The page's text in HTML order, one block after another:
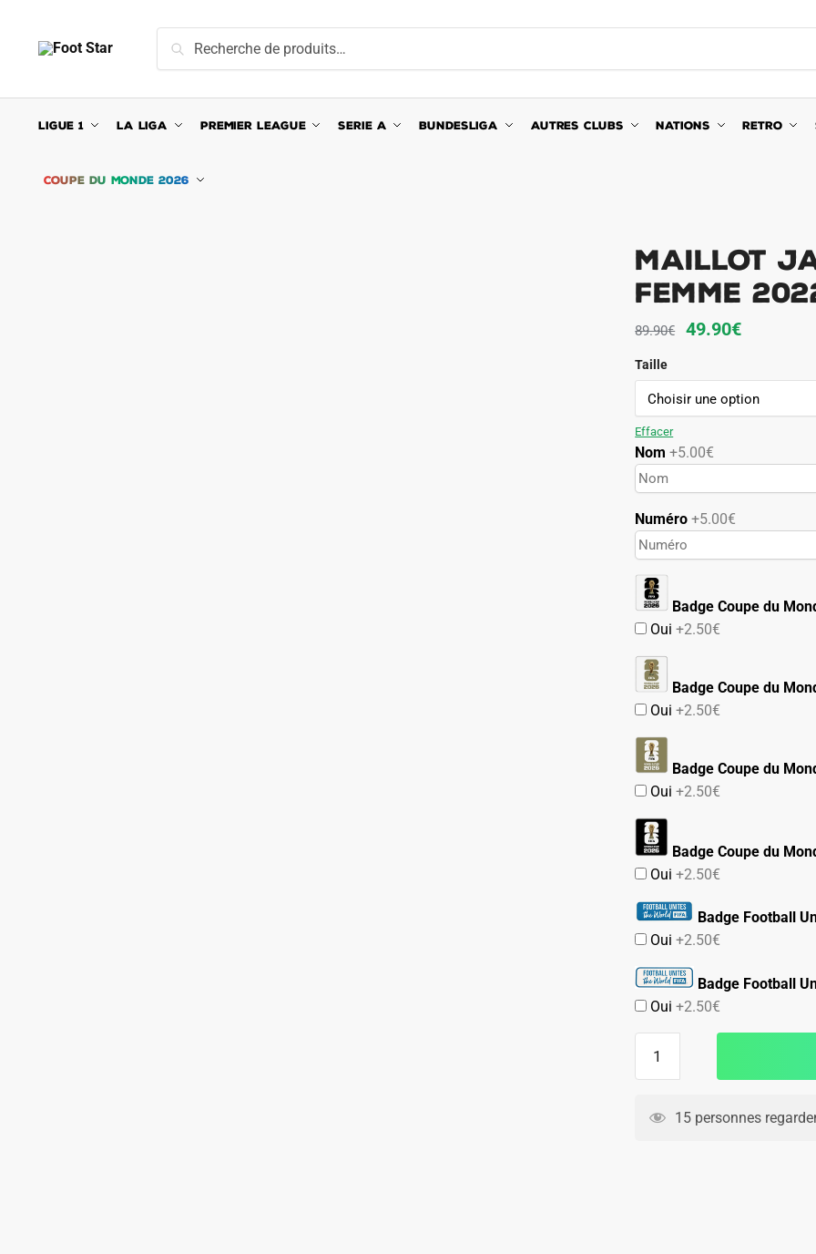
navigation
content
pour :
Recherche
LIGUE 1 LA LIGA PREMIER LEAGUE SERIE A BUNDESLIGA AUTRES CLUBS NATIONS RETRO
COUPE DU MONDE 2026
MAILLOT
FEMME
89.90€
Le
initial
était :
49.90€Le
actuel
est :
Taille
Effacer
Nom +5.00€
Numéro+5.00€
Badge Coupe du
Oui+2.50€
Badge Coupe du
Oui+2.50€
Badge Coupe du
Oui+2.50€
Badge Coupe du
Oui+2.50€
Badge Football
Oui+2.50€
Badge Football
Oui+2.50€
JAPON15 personnes